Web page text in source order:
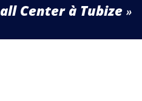
Center à Tubize